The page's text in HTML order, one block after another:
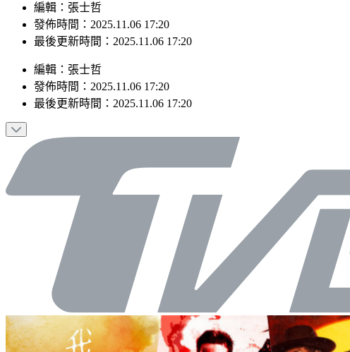
編輯：張士哲
發佈時間：2025.11.06 17:20
最後更新時間：2025.11.06 17:20
編輯 ： 張士哲
發佈時間： 2025.11.06 17:20
最後更新時間： 2025.11.06 17:20